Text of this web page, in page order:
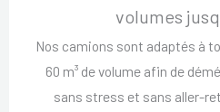
volumes
Nos camions sont adaptés à
60 m³ de volume afin de
sans stress et sans aller-